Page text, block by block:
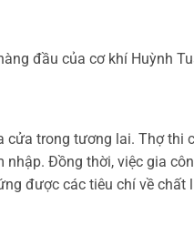
đầu của cơ khí Huỳnh
trong tương lai. Thợ thi
Đồng thời, việc gia
được các tiêu chí về